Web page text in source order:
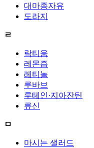
대마종자유
도라지
ㄹ
락티움
레몬즙
레티놀
루바브
루테인·지아잔틴
류신
ㅁ
마시는 샐러드